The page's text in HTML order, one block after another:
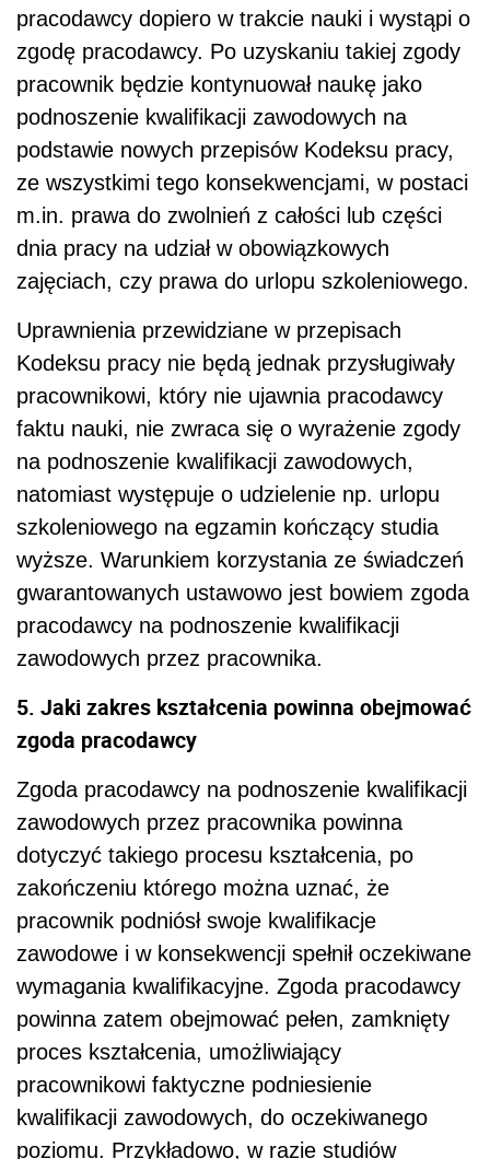
pracodawcy dopiero w trakcie nauki i wystąpi o
zgodę pracodawcy. Po uzyskaniu takiej zgody
pracownik będzie kontynuował naukę jako
podnoszenie kwalifikacji zawodowych na
podstawie nowych przepisów Kodeksu pracy,
ze wszystkimi tego konsekwencjami, w postaci
m.in. prawa do zwolnień z całości lub części
dnia pracy na udział w obowiązkowych
zajęciach, czy prawa do urlopu szkoleniowego.
Uprawnienia przewidziane w przepisach
Kodeksu pracy nie będą jednak przysługiwały
pracownikowi, który nie ujawnia pracodawcy
faktu nauki, nie zwraca się o wyrażenie zgody
na podnoszenie kwalifikacji zawodowych,
natomiast występuje o udzielenie np. urlopu
szkoleniowego na egzamin kończący studia
wyższe. Warunkiem korzystania ze świadczeń
gwarantowanych ustawowo jest bowiem zgoda
pracodawcy na podnoszenie kwalifikacji
zawodowych przez pracownika.
5. Jaki zakres kształcenia powinna obejmować
zgoda pracodawcy
Zgoda pracodawcy na podnoszenie kwalifikacji
zawodowych przez pracownika powinna
dotyczyć takiego procesu kształcenia, po
zakończeniu którego można uznać, że
pracownik podniósł swoje kwalifikacje
zawodowe i w konsekwencji spełnił oczekiwane
wymagania kwalifikacyjne. Zgoda pracodawcy
powinna zatem obejmować pełen, zamknięty
proces kształcenia, umożliwiający
pracownikowi faktyczne podniesienie
kwalifikacji zawodowych, do oczekiwanego
poziomu. Przykładowo, w razie studiów